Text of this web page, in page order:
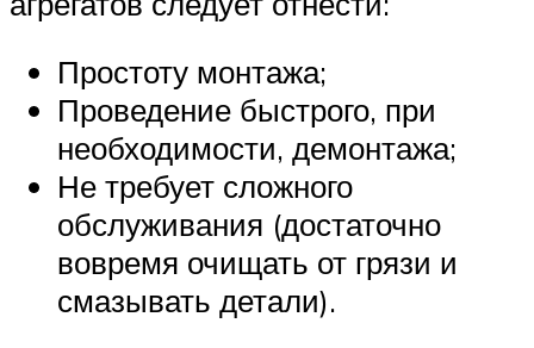
Простоту монтажа;
Проведение быстрого, при
необходимости, демонтажа;
Не требует сложного
обслуживания (достаточно
вовремя очищать от грязи и
смазывать детали).